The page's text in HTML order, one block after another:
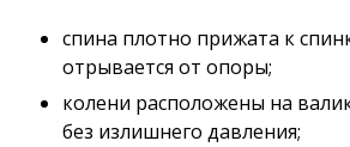
спина плотно прижата к
отрывается от опоры;
колени расположены на
без излишнего давления;